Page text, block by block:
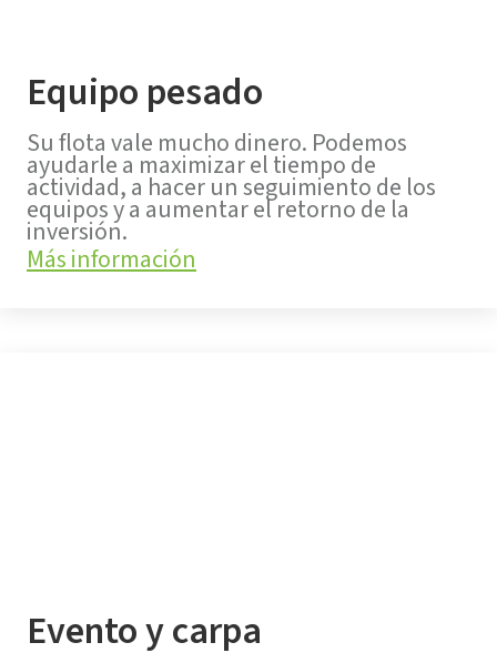
Equipo pesado
Su flota vale mucho dinero. Podemos
ayudarle a maximizar el tiempo de
actividad, a hacer un seguimiento de los
equipos y a aumentar el retorno de la
inversión.
Más información
Evento y carpa